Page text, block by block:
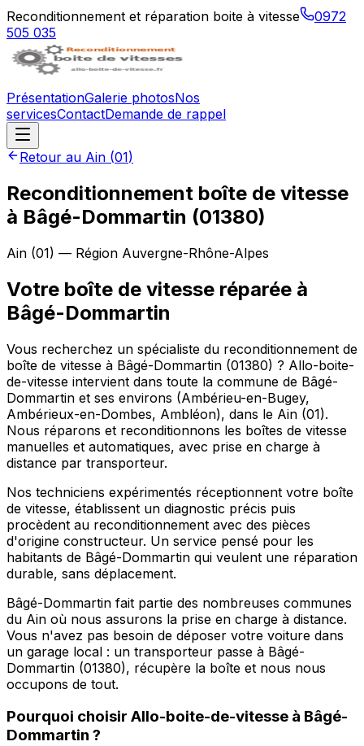
Reconditionnement et réparation boite à vitesse
0972
505 035
PrésentationGalerie photosNos
servicesContactDemande de rappel
Retour au Ain (01)
Reconditionnement boîte de vitesse
à Bâgé-Dommartin (01380)
Ain (01) — Région Auvergne-Rhône-Alpes
Votre boîte de vitesse réparée à
Bâgé-Dommartin
Vous recherchez un spécialiste du reconditionnement de
boîte de vitesse à Bâgé-Dommartin (01380) ? Allo-boite-
de-vitesse intervient dans toute la commune de Bâgé-
Dommartin et ses environs (Ambérieu-en-Bugey,
Ambérieux-en-Dombes, Ambléon), dans le Ain (01).
Nous réparons et reconditionnons les boîtes de vitesse
manuelles et automatiques, avec prise en charge à
distance par transporteur.
Nos techniciens expérimentés réceptionnent votre boîte
de vitesse, établissent un diagnostic précis puis
procèdent au reconditionnement avec des pièces
d'origine constructeur. Un service pensé pour les
habitants de Bâgé-Dommartin qui veulent une réparation
durable, sans déplacement.
Bâgé-Dommartin fait partie des nombreuses communes
du Ain où nous assurons la prise en charge à distance.
Vous n'avez pas besoin de déposer votre voiture dans
un garage local : un transporteur passe à Bâgé-
Dommartin (01380), récupère la boîte et nous nous
occupons de tout.
Pourquoi choisir Allo-boite-de-vitesse à Bâgé-
Dommartin ?